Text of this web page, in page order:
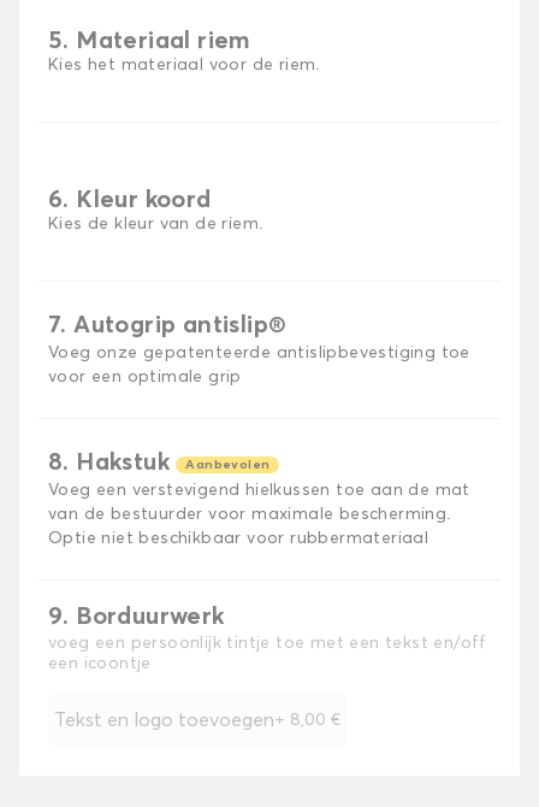
5. Materiaal riem
Kies het materiaal voor de riem.
6. Kleur koord
Kies de kleur van de riem.
7. Autogrip antislip®
Voeg onze gepatenteerde antislipbevestiging toe
voor een optimale grip
8. Hakstuk Aanbevolen
Voeg een verstevigend hielkussen toe aan de mat
van de bestuurder voor maximale bescherming.
Optie niet beschikbaar voor rubbermateriaal
9. Borduurwerk
voeg een persoonlijk tintje toe met een tekst en/off
een icoontje
Tekst en logo toevoegen+ 8,00 €